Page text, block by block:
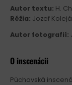
Autor textu: H.
Réžia: Jozef
Autor fotografií:
O inscenácii
Púchovská